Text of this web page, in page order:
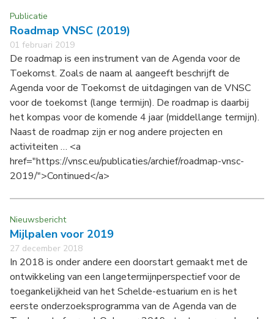
Publicatie
Roadmap VNSC (2019)
01 februari 2019
De roadmap is een instrument van de Agenda voor de
Toekomst. Zoals de naam al aangeeft beschrijft de
Agenda voor de Toekomst de uitdagingen van de VNSC
voor de toekomst (lange termijn). De roadmap is daarbij
het kompas voor de komende 4 jaar (middellange termijn).
Naast de roadmap zijn er nog andere projecten en
activiteiten … <a
href="https://vnsc.eu/publicaties/archief/roadmap-vnsc-
2019/">Continued</a>
Nieuwsbericht
Mijlpalen voor 2019
27 december 2018
In 2018 is onder andere een doorstart gemaakt met de
ontwikkeling van een langetermijnperspectief voor de
toegankelijkheid van het Schelde-estuarium en is het
eerste onderzoeksprogramma van de Agenda van de